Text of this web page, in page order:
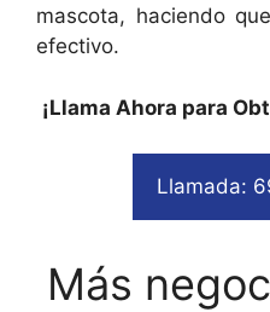
mascota, haciendo
efectivo.
¡Llama Ahora para
Llamada:
Más